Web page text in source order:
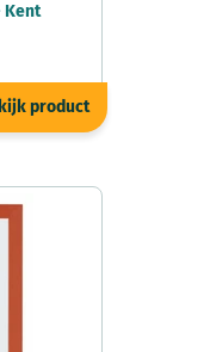
Kent
product